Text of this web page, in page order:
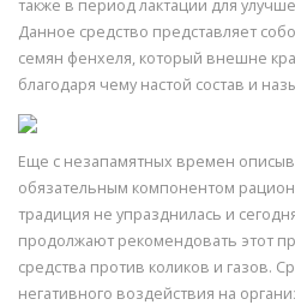
также в период лактации для
Данное средство представляет
семян фенхеля, который внешне
благодаря чему настой состав и
Еще с незапамятных времен
обязательным компонентом
традиция не упразднилась и
продолжают рекомендовать этот
средства против коликов и газов.
негативного воздействия на